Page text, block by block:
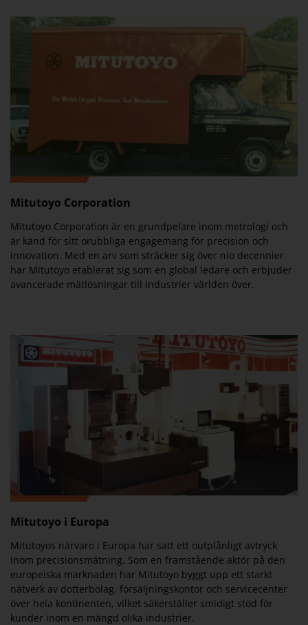
Mitutoyo Corporation
Mitutoyo Corporation är en grundpelare inom metrologi och
är känd för sitt orubbliga engagemang för precision och
innovation. Med en arv som sträcker sig över nio decennier
har Mitutoyo etablerat sig som en global ledare och erbjuder
avancerade mätlösningar till industrier världen över.
Mitutoyo i Europa
Mitutoyos närvaro i Europa har satt ett outplånligt avtryck
inom precisionsmätning. Som en framstående aktör på den
europeiska marknaden har Mitutoyo byggt upp ett starkt
nätverk av dotterbolag, försäljningskontor och servicecenter
över hela kontinenten, vilket säkerställer smidigt stöd för
kunder inom en mängd olika industrier.